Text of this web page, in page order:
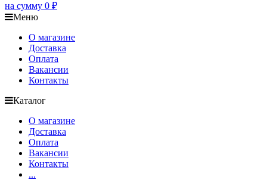
на сумму 0 ₽
Меню
О магазине
Доставка
Оплата
Вакансии
Контакты
Каталог
О магазине
Доставка
Оплата
Вакансии
Контакты
...